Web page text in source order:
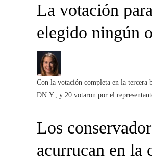
La votación
elegido ningún
Con la votación completa en la tercera
DN.Y., y 20 votaron por el
Los
acurrucan en la